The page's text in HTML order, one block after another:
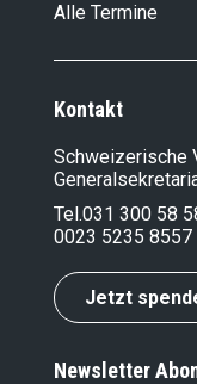
Alle Termine
Kontakt
Schweizerische
Tel.031 300 58
0023 5235 8557
Jetzt
Newsletter